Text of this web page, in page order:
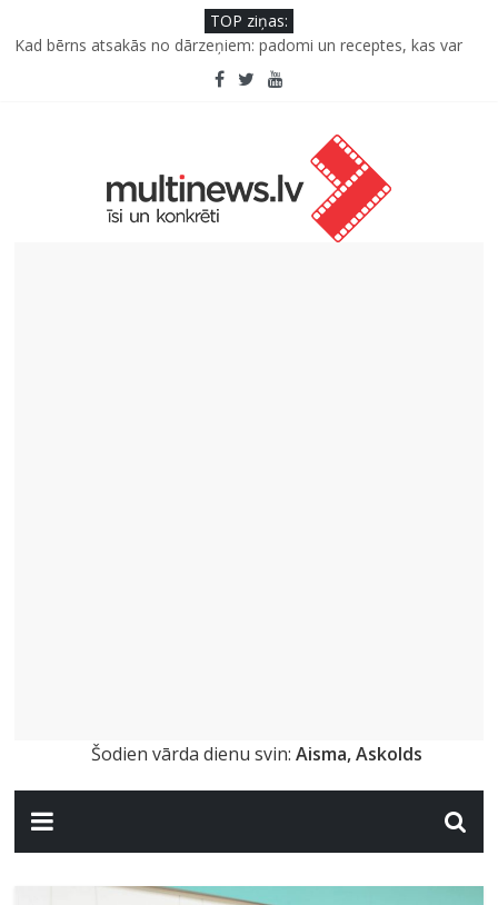
TOP ziņas:
Kad bērns atsakās no dārzeņiem: padomi un receptes, kas var
Deigeļu pāris izdod otro singlu “Plkst. 3.00” no topošā albuma
Septiņas profesijas, kas izturēs mākslīgā intelekta laikmetu
Kāpēc padomju militāro mantojumu ir svarīgi izprast arī šodien
un kā to palīdz paveikt papildinātā realitāte
Šodien vārda dienu svin: Aisma, Askolds